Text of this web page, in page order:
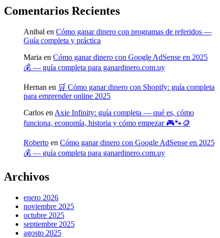
Comentarios Recientes
Anibal en Cómo ganar dinero con programas de referidos —
Guía completa y práctica
Maria en Cómo ganar dinero con Google AdSense en 2025
💰 — guía completa para ganardinero.com.uy
Hernan en 🛒 Cómo ganar dinero con Shopify: guía completa
para emprender online 2025
Carlos en Axie Infinity: guía completa — qué es, cómo
funciona, economía, historia y cómo empezar 🎮🐾🪙
Roberto en Cómo ganar dinero con Google AdSense en 2025
💰 — guía completa para ganardinero.com.uy
Archivos
enero 2026
noviembre 2025
octubre 2025
septiembre 2025
agosto 2025